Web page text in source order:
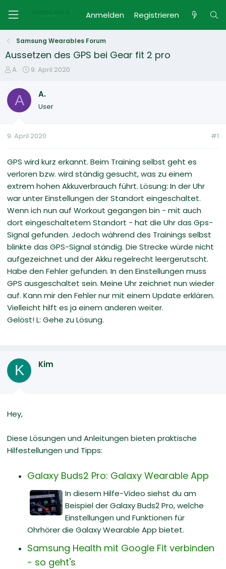
Anmelden Registrieren
Samsung Wearables Forum
Aussetzen des GPS bei Gear fit 2 pro
E
s
e
e
A.
E
t
t
m
9. April 2020
A A.
User
9. April 2020 #1
GPS wird kurz erkannt. Beim Training selbst geht es
verloren bzw. wird ständig gesucht, was zu einem
extrem hohen Akkuverbrauch führt. Lösung: In der Uhr
war unter Einstellungen der Standort eingeschaltet.
Wenn ich nun auf Workout gegangen bin - mit auch
dort eingeschaltetem Standort - hat die Uhr das Gps-
Signal gefunden. Jedoch während des Trainings selbst
blinkte das GPS-Signal ständig. Die Strecke würde nicht
aufgezeichnet und der Akku regelrecht leergerutscht.
Habe den Fehler gefunden. In den Einstellungen muss
GPS ausgeschaltet sein. Meine Uhr zeichnet nun wieder
auf. Kann mir den Fehler nur mit einem Update erklären.
Vielleicht hilft es ja einem anderen weiter.
Gelöst! L: Gehe zu Lösung.
K Kim
Hey,
Diese Lösungen und Anleitungen bieten praktische
Hilfestellungen und Tipps:
Galaxy Buds2 Pro: Galaxy Wearable App
In diesem Hilfe-Video siehst du am
Beispiel der Galaxy Buds2 Pro, welche
Einstellungen und Funktionen für
Ohrhörer die Galaxy Wearable App bietet.
Samsung Health mit Google Fit verbinden
- so geht's